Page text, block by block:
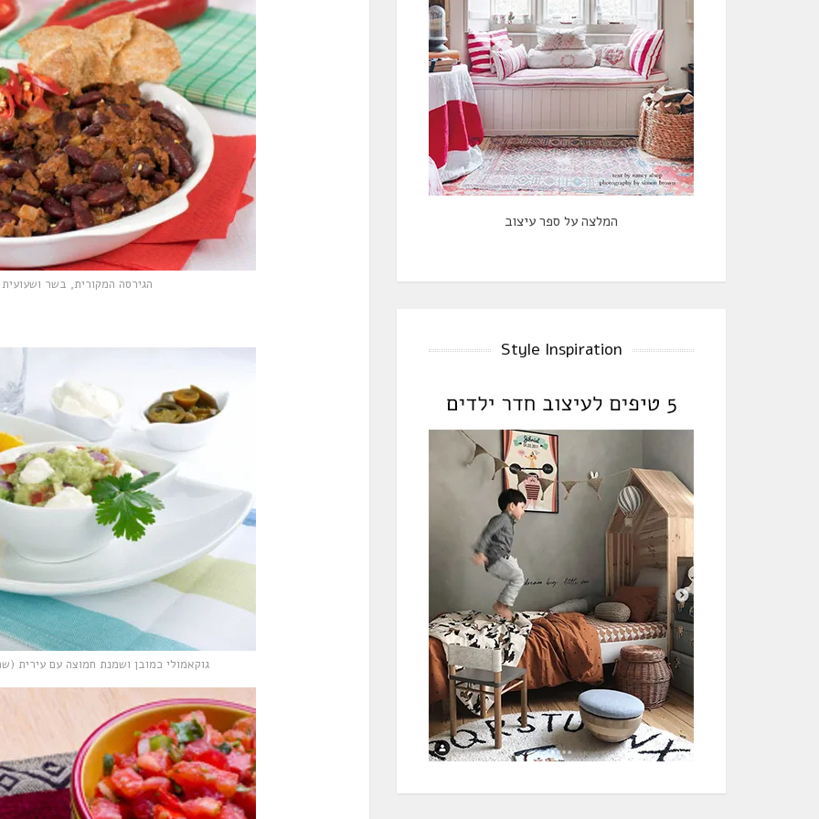
הגירסה המקורית, בשר
גוקאמולי כמובן ושמנת חמוצה עם עירית
המלצה על ספר עיצוב
Style Inspiration